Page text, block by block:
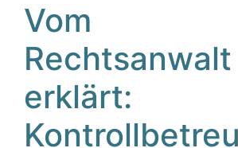
Vom
Rechtsanwalt
erklärt: